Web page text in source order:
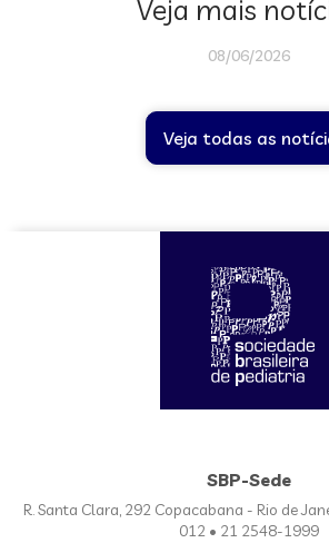
Veja mais
08/06/2026
Veja todas as
SBP-Sede
R. Santa Clara, 292 Copacabana - Rio de
012 • 21 2548-1999